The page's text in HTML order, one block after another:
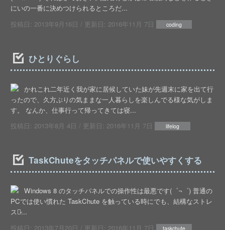
にいの一番に決めつけられるところだ...
投稿日: 2013年9月16日 / 更新日: 2016年11月 7日 coding
ひとりぐらし
かれこれ二年近く我が家に居候していた妹が先週末に家を出て行
ったので、久方ぶりの気ままな一人暮らしを楽しんでる様な気がしま
す。 なんか、仕事行って帰ってきては寝...
投稿日: 2013年8月 4日 / 更新日: 2016年11月 7日 lifelog
TaskChuteをタッチパネルで使いやすくする
Windows 8 のタッチパネルでの操作性は最悪です(゜¬゜) 普通の
PCでは使い慣れた TaskChute を触っている時にでも、結構なストレ
スが̷...
投稿日: 2013年7月20日 / 更新日: 2016年11月 7日 taskchute